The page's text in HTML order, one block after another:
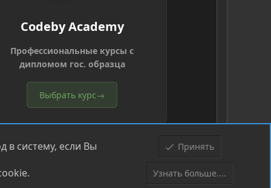
Codeby Academy
Профессиональные курсы с
дипломом гос. образца
Выбрать курс→
Верх
в систему, если Вы
Принять
Узнать больше....